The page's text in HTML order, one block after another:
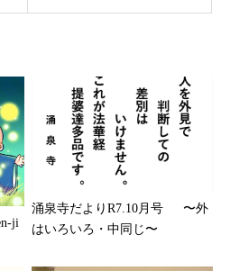
ji
涌泉寺だよりR7.10月号 〜外
はいろいろ・中同じ〜